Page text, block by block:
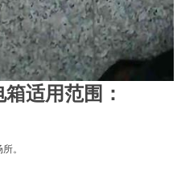
适用范围：
。